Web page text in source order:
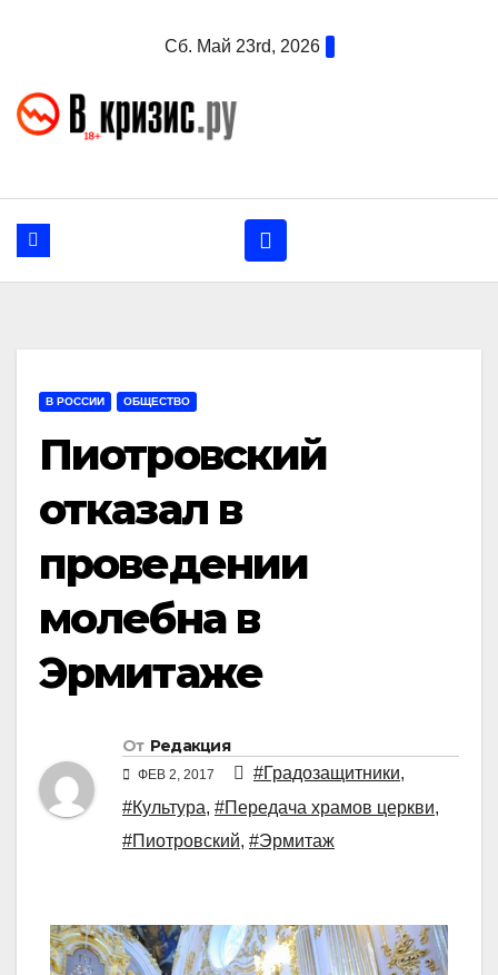
Сб. Май 23rd, 2026
В РОССИИ ОБЩЕСТВО
Пиотровский
отказал в
проведении
молебна в
Эрмитаже
От Редакция
ФЕВ 2, 2017 #Градозащитники,
#Культура, #Передача храмов церкви,
#Пиотровский, #Эрмитаж